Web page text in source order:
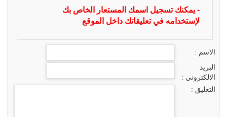
- يمكنك تسجيل اسمك المستعار الخاص بك
لإستخدامه في تعليقاتك داخل الموقع
الاسم :
البريد
الالكتروني :
التعليق :